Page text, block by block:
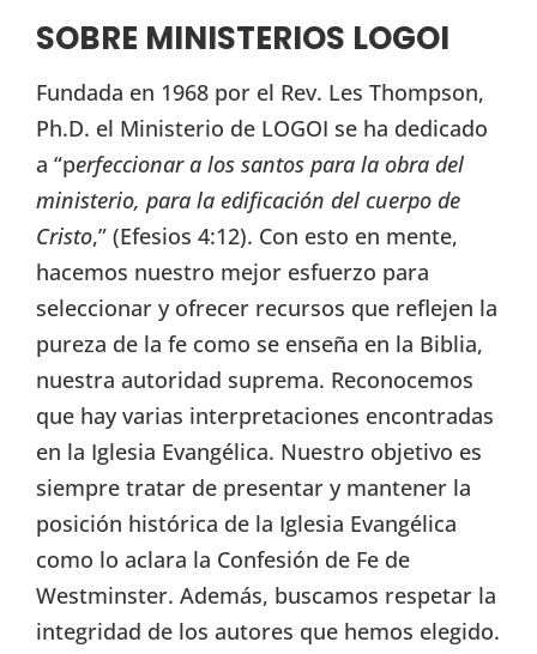
SOBRE MINISTERIOS LOGOI
Fundada en 1968 por el Rev. Les Thompson,
Ph.D. el Ministerio de LOGOI se ha dedicado
a “perfeccionar a los santos para la obra del
ministerio, para la edificación del cuerpo de
Cristo,” (Efesios 4:12). Con esto en mente,
hacemos nuestro mejor esfuerzo para
seleccionar y ofrecer recursos que reflejen la
pureza de la fe como se enseña en la Biblia,
nuestra autoridad suprema. Reconocemos
que hay varias interpretaciones encontradas
en la Iglesia Evangélica. Nuestro objetivo es
siempre tratar de presentar y mantener la
posición histórica de la Iglesia Evangélica
como lo aclara la Confesión de Fe de
Westminster. Además, buscamos respetar la
integridad de los autores que hemos elegido.